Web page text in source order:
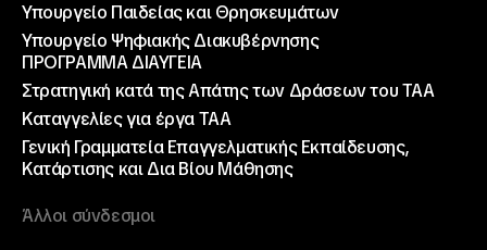
Υπουργείο Παιδείας και Θρησκευμάτων
Υπουργείο Ψηφιακής Διακυβέρνησης
ΠΡΟΓΡΑΜΜΑ ΔΙΑΥΓΕΙΑ
Στρατηγική κατά της Απάτης των Δράσεων του ΤΑΑ
Καταγγελίες για έργα ΤΑΑ
Γενική Γραμματεία Επαγγελματικής Εκπαίδευσης,
Κατάρτισης και Δια Βίου Μάθησης
Άλλοι σύνδεσμοι